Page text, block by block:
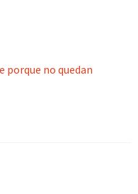
porque no quedan